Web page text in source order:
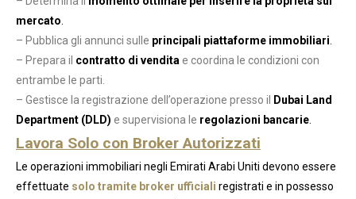
mercato.
– Pubblica gli annunci sulle principali piattaforme immobiliari.
– Prepara il contratto di venditae coordina le condizioni con
entrambe le parti.
– Gestisce la registrazione dell’operazione presso il
Dubai Land
Department (DLD) e supervisiona le regolazioni bancarie.
Lavora Solo con Broker Autorizzati
Le operazioni immobiliari negli Emirati Arabi Uniti devono essere
effettuate solo tramite broker ufficiali registrati e in possesso